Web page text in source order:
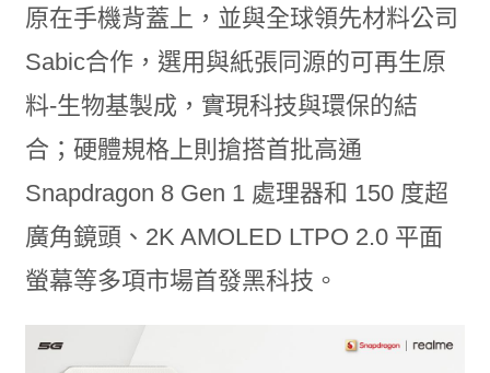
原在手機背蓋上，並與全球領先材料公司
Sabic合作，選用與紙張同源的可再生原
料‐生物基製成，實現科技與環保的結
合；硬體規格上則搶搭首批高通
Snapdragon 8 Gen 1 處理器和 150 度超
廣角鏡頭、2K AMOLED LTPO 2.0 平面
螢幕等多項市場首發黑科技。